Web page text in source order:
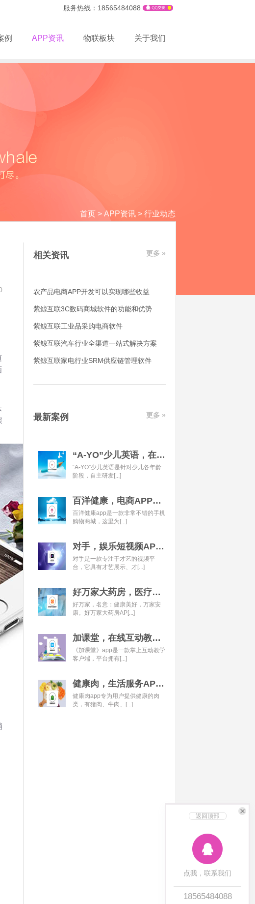
服务热线：18565484088
例 APP资讯 物联板块 关于我们
返回顶部
点我，联系我们
18565484088
首页 > APP资讯 > 行业动态
相关资讯 更多 »
农产品电商APP开发可以实现哪些收益
紫鲸互联3C数码商城软件的功能和优势
紫鲸互联工业品采购电商软件
紫鲸互联汽车行业全渠道一站式解决方案
紫鲸互联家电行业SRM供应链管理软件
最新案例 更多 »
“A-YO”少儿英语，在线语言学习平台开发经典案例
“A-YO”少儿英语是针对少儿各年龄
阶段，自主研发[...]
百洋健康，电商APP开发经典案例
百洋健康app是一款非常不错的手机
购物商城，这里为[...]
对手，娱乐短视频APP开发经典案例
对手是一款专注于才艺的视频平
台，它具有才艺展示、才[...]
好万家大药房，医疗健康APP开发经典案例
好万家，名意：健康美好，万家安
康。好万家大药房AP[...]
加课堂，在线互动教育APP经典案例
《加课堂》app是一款掌上互动教学
客户端，平台拥有[...]
健康肉，生活服务APP开发经典案例
健康肉app专为用户提供健康的肉
类，有猪肉、牛肉、[...]